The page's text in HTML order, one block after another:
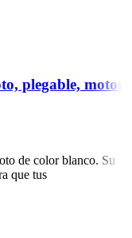
plegable, motor
de color blanco. Su
que tus